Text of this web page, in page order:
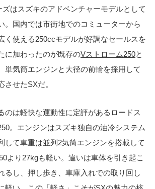
はスズキのアドベンチャーモデルとして
。国内では市街地でのコミューターから
く使える250ccモデルが好調なセールスを
に加わったのが既存のVストローム250と
単気筒エンジンと大径の前輪を採用して
させたSXだ。
のは軽快な運動性に定評があるロードス
。エンジンはスズキ独自の油冷システム
して車重は並列2気筒エンジンを搭載して
より27kgも軽い。違いは車体を引き起こ
るし、押し歩き、車庫入れでの取り回し